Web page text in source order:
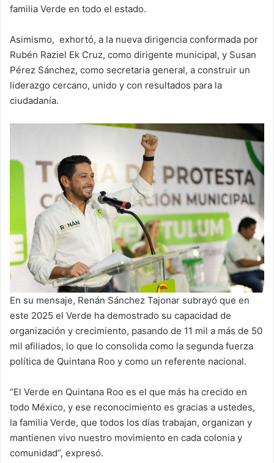
familia Verde en todo el estado.
Asimismo, exhortó, a la nueva dirigencia conformada por
Rubén Raziel Ek Cruz, como dirigente municipal, y Susan
Pérez Sánchez, como secretaria general, a construir un
liderazgo cercano, unido y con resultados para la
ciudadanía.
En su mensaje, Renán Sánchez Tajonar subrayó que en
este 2025 el Verde ha demostrado su capacidad de
organización y crecimiento, pasando de 11 mil a más de 50
mil afiliados, lo que lo consolida como la segunda fuerza
política de Quintana Roo y como un referente nacional.
“El Verde en Quintana Roo es el que más ha crecido en
todo México, y ese reconocimiento es gracias a ustedes,
la familia Verde, que todos los días trabajan, organizan y
mantienen vivo nuestro movimiento en cada colonia y
comunidad”, expresó.